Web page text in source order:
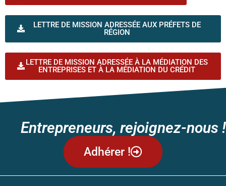
LETTRE DE MISSION ADRESSÉE AUX PRÉFETS DE
RÉGION
LETTRE DE MISSION ADRESSÉE À LA MÉDIATION DES
ENTREPRISES ET À LA MÉDIATION DU CRÉDIT
Entrepreneurs, rejoignez-nous !
Adhérer !